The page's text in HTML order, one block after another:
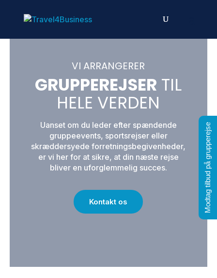
VI ARRANGERER
GRUPPEREJSER TIL
HELE VERDEN
Uanset om du leder efter spændende
gruppeevents, sportsrejser eller
skræddersyede forretningsbegivenheder,
er vi her for at sikre, at din næste rejse
bliver en uforglemmelig succes.
Kontakt os Modtag tilbud på grupperejse